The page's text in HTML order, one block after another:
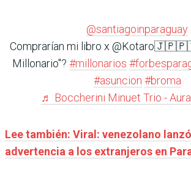
@santiagoinparaguay
Comprarían mi libro x
Millonario"? #millonarios
#asuncion #broma
♬ Boccherini Minuet Trio -
Lee también: Viral: venezolano
advertencia a los extranjeros en